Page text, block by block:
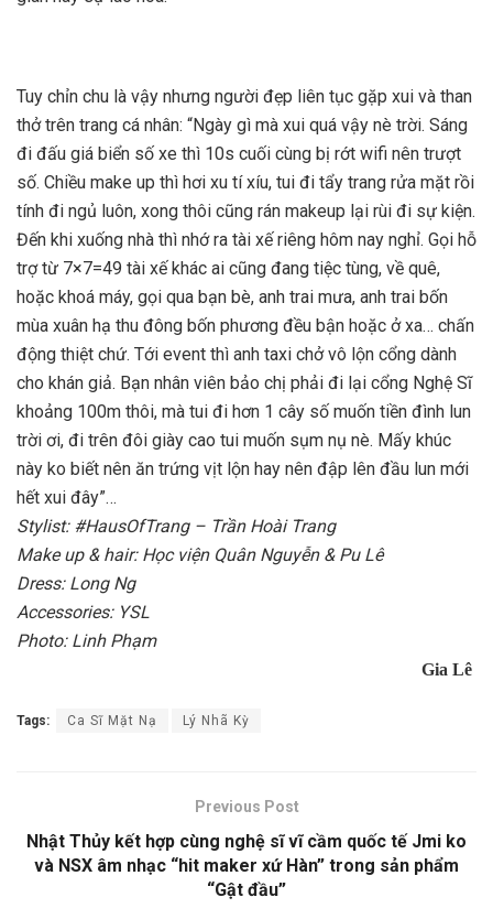
Tuy chỉn chu là vậy nhưng người đẹp liên tục gặp xui và than
thở trên trang cá nhân: “Ngày gì mà xui quá vậy nè trời. Sáng
đi đấu giá biển số xe thì 10s cuối cùng bị rớt wifi nên trượt
số. Chiều make up thì hơi xu tí xíu, tui đi tẩy trang rửa mặt rồi
tính đi ngủ luôn, xong thôi cũng rán makeup lại rùi đi sự kiện.
Đến khi xuống nhà thì nhớ ra tài xế riêng hôm nay nghỉ. Gọi hỗ
trợ từ 7×7=49 tài xế khác ai cũng đang tiệc tùng, về quê,
hoặc khoá máy, gọi qua bạn bè, anh trai mưa, anh trai bốn
mùa xuân hạ thu đông bốn phương đều bận hoặc ở xa… chấn
động thiệt chứ. Tới event thì anh taxi chở vô lộn cổng dành
cho khán giả. Bạn nhân viên bảo chị phải đi lại cổng Nghệ Sĩ
khoảng 100m thôi, mà tui đi hơn 1 cây số muốn tiền đình lun
trời ơi, đi trên đôi giày cao tui muốn sụm nụ nè. Mấy khúc
này ko biết nên ăn trứng vịt lộn hay nên đập lên đầu lun mới
hết xui đây”…
Stylist: #HausOfTrang – Trần Hoài Trang
Make up & hair: Học viện Quân Nguyễn & Pu Lê
Dress: Long Ng
Accessories: YSL
Photo: Linh Phạm
Gia Lê
Tags: Ca Sĩ Mặt Nạ Lý Nhã Kỳ
Previous Post
Nhật Thủy kết hợp cùng nghệ sĩ vĩ cầm quốc tế Jmi ko
và NSX âm nhạc “hit maker xứ Hàn” trong sản phẩm
“Gật đầu”